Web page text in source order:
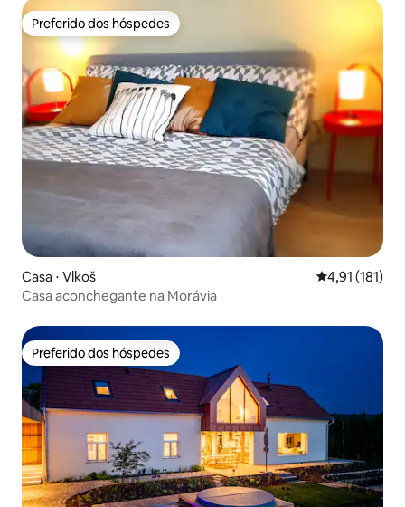
Preferido dos hóspedes
Preferido dos hóspedes
Casa ⋅ Vlkoš 4,91 de uma
4,91 (181)
Casa aconchegante na Morávia
Preferido dos hóspedes
Preferido dos hóspedes